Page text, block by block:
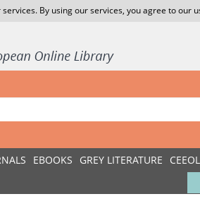
By using our services, you agree to our
EBOOKS GREY LITERATURE